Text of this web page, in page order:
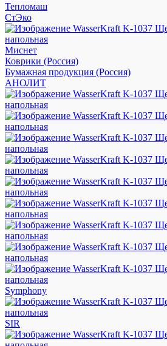
Тепломаш
СтЭко
Миснет
Коврики (Россия)
Бумажная продукция (Россия)
АНОЛИТ
Symphony
SIR